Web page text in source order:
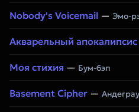
Nobody's Voicemail — Эмо-
Акварельный апокалипсис
Моя стихия — Бум-бэп
Basement Cipher —